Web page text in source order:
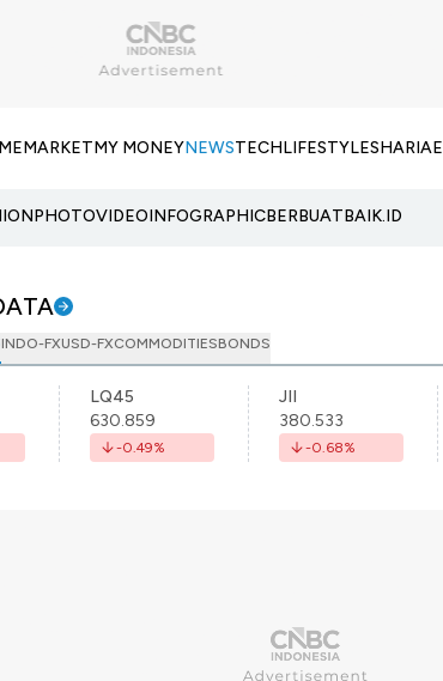
MARKETMY MONEYNEWSTECHLIFESTYLESHARIA
PHOTOVIDEOINFOGRAPHICBERBUATBAIK.ID
INDO-FXUSD-FXCOMMODITIESBONDS
LQ45
630.859
-0.49%
JII
380.533
-0.68%